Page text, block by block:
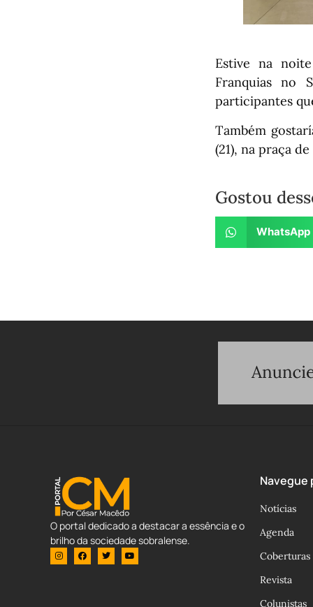
Estive na
Franquias no
participantes
Também
(21), na praça
Gostou
WhatsApp
O portal dedicado a destacar a essência e o
brilho da sociedade sobralense.
Navegue
Notícias
Agenda
Coberturas
Revista
Colunistas